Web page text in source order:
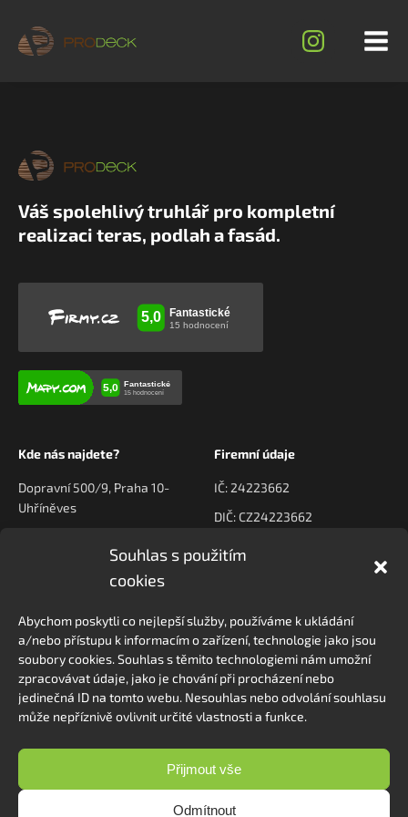
Souhlas s použitím
cookies
Abychom poskytli co nejlepší služby, používáme k ukládání
a/nebo přístupu k informacím o zařízení, technologie jako jsou
soubory cookies. Souhlas s těmito technologiemi nám umožní
zpracovávat údaje, jako je chování při procházení nebo
jedinečná ID na tomto webu. Nesouhlas nebo odvolání souhlasu
může nepříznivě ovlivnit určité vlastnosti a funkce.
Přijmout vše
Odmítnout
Váš spolehlivý truhlář pro kompletní
realizaci teras, podlah a fasád.
Kde nás najdete?
Dopravní 500/9, Praha 10-
Uhříněves
Firemní údaje
IČ: 24223662
DIČ: CZ24223662
Kontaktujte nás
+420 778 222 800
Navigace
O nás
Kontakt